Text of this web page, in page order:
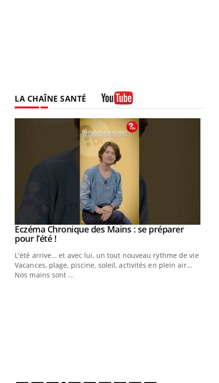
LA CHAÎNE SANTÉ
Youtube
Eczéma Chronique des Mains : se préparer
pour l’été !Youtube
L'été arrive… et avec lui, un tout nouveau rythme de vie !
Vacances, plage, piscine, soleil, activités en plein air…
Nos mains sont ...